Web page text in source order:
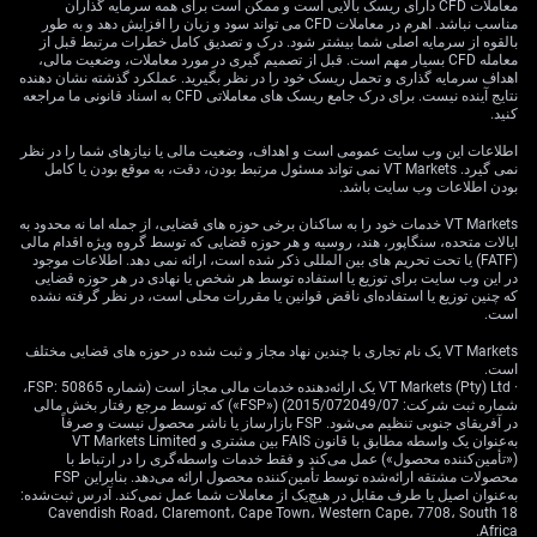
به زیر سطح حمایتی کلیدی ۹۹٫۰ سقوط کرد؛ سطحی که از
منظر تاریخی برای طلا (با قیمت‌گذاری دلاری) سیگنال
صعودی تلقی می‌شود. این رابطه معکوس را محرک اصلی
رشد بالقوه قیمت‌ها در هفته‌های پیش رو می‌دانیم.
علاوه بر این، تازه‌ترین داده‌های تورم آمریکا برای ژوئن ۲۰۲۶
عدد ۳٫۱٪ را نشان داد که اندکی بالاتر از انتظار بود. این
موضوع بار دیگر نگرانی‌ها درباره ماندگاری تورم را زنده
می‌کند و طلا را به پوشش ریسکی جذاب برای پرتفوی‌ها تبدیل
می‌سازد. در دوره تورم بالای ۲۰۲۱ تا ۲۰۲۲ نیز پویایی
مشابهی دیده شد که در نهایت از قیمت طلا حمایت کرد.
تقاضای بانک‌های مرکزی و
راهبردهای معاملاتی
یکی از منابع مهم حمایت، خریدهای قوی و پیوسته بانک‌های
مرکزی است. تازه‌ترین داده‌های شورای جهانی طلا نشان داد
بانک‌های مرکزی بازارهای نوظهور در مجموع در سه‌ماهه دوم
۲۰۲۶، ۲۵۰ تن دیگر به ذخایر خود افزودند. این تقاضای
معاملات CFD دارای ریسک بالایی است و ممکن است برای همه سرمایه گذاران
مناسب نباشد. اهرم در معاملات CFD می تواند سود و زیان را افزایش دهد و به طور
بالقوه از سرمایه اصلی شما بیشتر شود. درک و تصدیق کامل خطرات مرتبط قبل از
معامله CFD بسیار مهم است. قبل از تصمیم گیری در مورد معاملات، وضعیت مالی،
اهداف سرمایه گذاری و تحمل ریسک خود را در نظر بگیرید. عملکرد گذشته نشان دهنده
نتایج آینده نیست. برای درک جامع ریسک های معاملاتی CFD به اسناد قانونی ما مراجعه
کنید.
اطلاعات این وب سایت عمومی است و اهداف، وضعیت مالی یا نیازهای شما را در نظر
نمی گیرد. VT Markets نمی تواند مسئول مرتبط بودن، دقت، به موقع بودن یا کامل
بودن اطلاعات وب سایت باشد.
VT Markets خدمات خود را به ساکنان برخی حوزه های قضایی، از جمله اما نه محدود به
ایالات متحده، سنگاپور، هند، روسیه و هر حوزه قضایی که توسط گروه ویژه اقدام مالی
(FATF) یا تحت تحریم های بین المللی ذکر شده است، ارائه نمی دهد. اطلاعات موجود
در این وب سایت برای توزیع یا استفاده توسط هر شخص یا نهادی در هر حوزه قضایی
که چنین توزیع یا استفاده‌ای ناقض قوانین یا مقررات محلی است، در نظر گرفته نشده
است.
VT Markets یک نام تجاری با چندین نهاد مجاز و ثبت شده در حوزه های قضایی مختلف
است.
· VT Markets (Pty) Ltd یک ارائه‌دهنده خدمات مالی مجاز است (شماره FSP: 50865،
شماره ثبت شرکت: 2015/072049/07) («FSP») که توسط مرجع رفتار بخش مالی
در آفریقای جنوبی تنظیم می‌شود. FSP بازارساز یا ناشر محصول نیست و صرفاً
به‌عنوان یک واسطه مطابق با قانون FAIS بین مشتری و VT Markets Limited
(«تأمین‌کننده محصول») عمل می‌کند و فقط خدمات واسطه‌گری را در ارتباط با
محصولات مشتقه ارائه‌شده توسط تأمین‌کننده محصول ارائه می‌دهد. بنابراین FSP
به‌عنوان اصیل یا طرف مقابل در هیچ‌یک از معاملات شما عمل نمی‌کند. آدرس ثبت‌شده:
18 Cavendish Road، Claremont، Cape Town، Western Cape، 7708، South
Africa.